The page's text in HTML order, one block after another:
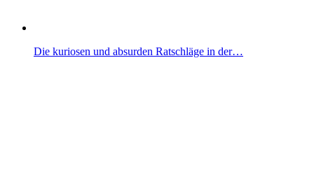
Die kuriosen und absurden Ratschläge in der…